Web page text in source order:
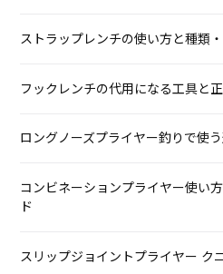
ストラップレンチの使い方と種類
フックレンチの代用になる工具と
ロングノーズプライヤー釣りで使
コンビネーションプライヤー使い
ド
スリップジョイントプライヤー ク